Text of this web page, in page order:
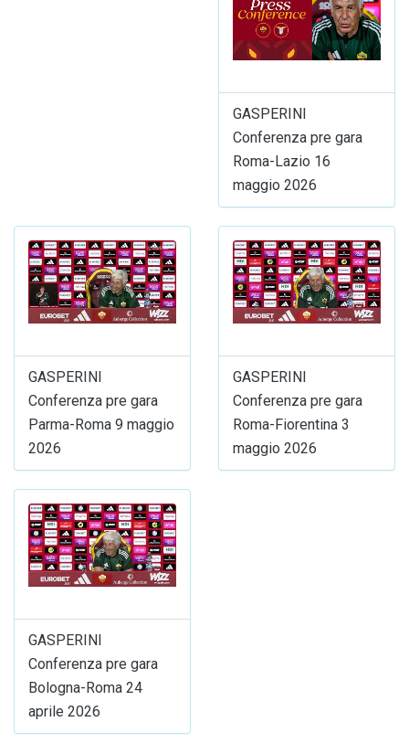
GASPERINI
Conferenza pre gara
Roma-Lazio 16
maggio 2026
GASPERINI
Conferenza pre gara
Parma-Roma 9 maggio
2026
GASPERINI
Conferenza pre gara
Roma-Fiorentina 3
maggio 2026
GASPERINI
Conferenza pre gara
Bologna-Roma 24
aprile 2026